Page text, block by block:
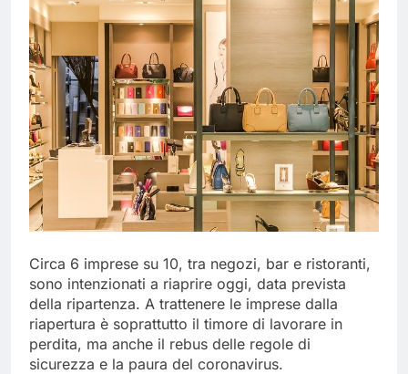
Circa 6 imprese su 10, tra negozi, bar e ristoranti,
sono intenzionati a riaprire oggi, data prevista
della ripartenza. A trattenere le imprese dalla
riapertura è soprattutto il timore di lavorare in
perdita, ma anche il rebus delle regole di
sicurezza e la paura del coronavirus.